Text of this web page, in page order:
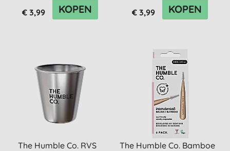
€ 3,99 KOPEN € 3,99 KOPEN
The Humble Co. RVS
The Humble Co. Bamboe